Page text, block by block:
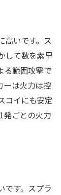
高いです。ス
して数を素早
る範囲攻撃で
ーは火力は控
コイにも安定
発ごとの火力
です。スプラ